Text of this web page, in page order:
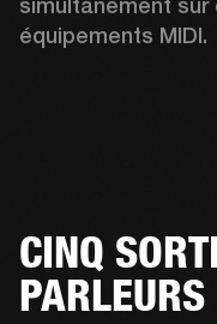
simultanément
équipements MIDI.
CINQ
PARLEURS